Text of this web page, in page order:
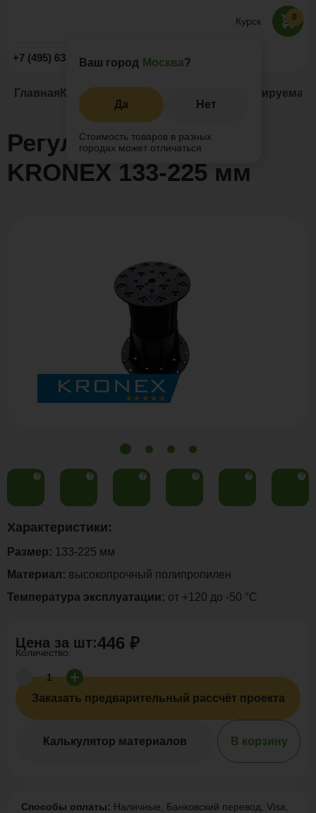
Курск
Ваш город Москва?
Да Нет
Стоимость товаров в разных
городах может отличаться
+7 (495) 638-52-09 Заказать звонок
0
Главная Каталог Регулируемые опоры
Регулируемая опора
KRONEX 133-225 мм
? ? ? ? ? ?
Цена за шт:446 ₽
Количество:
Заказать предварительный рассчёт проекта
Калькулятор материалов В корзину
Способы оплаты: Наличные, Банковский перевод, Visa,
Характеристики:
Размер: 133-225 мм
Материал: высокопрочный полипропилен
Температура эксплуатации: от +120 до -50 °С